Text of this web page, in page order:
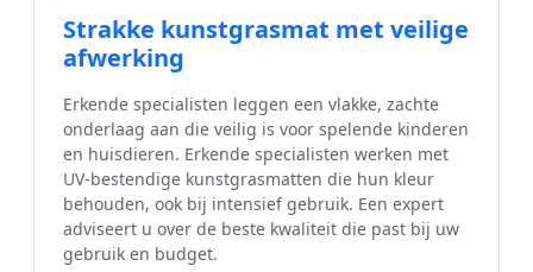
Strakke kunstgrasmat met veilige
afwerking
Erkende specialisten leggen een vlakke, zachte
onderlaag aan die veilig is voor spelende kinderen
en huisdieren. Erkende specialisten werken met
UV-bestendige kunstgrasmatten die hun kleur
behouden, ook bij intensief gebruik. Een expert
adviseert u over de beste kwaliteit die past bij uw
gebruik en budget.